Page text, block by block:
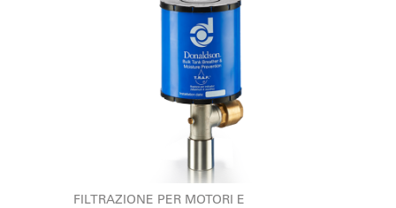
FILTRAZIONE PER MOTORI E